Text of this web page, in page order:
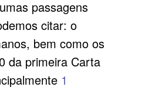
passagens
citar: o
bem como os
da primeira Carta
1